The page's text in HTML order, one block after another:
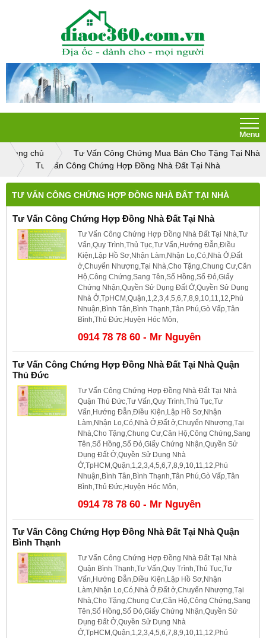
Trang chủ
Tư Vấn Công Chứng Mua Bán Cho Tặng Tại Nhà
Tư Vấn Công Chứng Hợp Đồng Nhà Đất Tại Nhà
TƯ VẤN CÔNG CHỨNG HỢP ĐỒNG NHÀ ĐẤT TẠI NHÀ
Tư Vấn Công Chứng Hợp Đồng Nhà Đất Tại Nhà
Tư Vấn Công Chứng Hợp Đồng Nhà Đất Tại Nhà,Tư
Vấn,Quy Trình,Thủ Tục,Tư Vấn,Hướng Đẫn,Điều
Kiện,Lập Hồ Sơ,Nhận Làm,Nhận Lo,Có,Nhà Ở,Đất
ở,Chuyển Nhượng,Tại Nhà,Cho Tặng,Chung Cư,Căn
Hộ,Công Chứng,Sang Tên,Sổ Hồng,Sổ Đỏ,Giấy
Chứng Nhận,Quyền Sử Dụng Đất Ở,Quyền Sử Dụng
Nhà Ở,TpHCM,Quận,1,2,3,4,5,6,7,8,9,10,11,12,Phú
Nhuận,Bình Tân,Bình Thạnh,Tân Phú,Gò Vấp,Tân
Bình,Thủ Đức,Huyện Hóc Môn,
0914 78 78 60 - Mr Nguyên
Tư Vấn Công Chứng Hợp Đồng Nhà Đất Tại Nhà Quận
Thủ Đức
Tư Vấn Công Chứng Hợp Đồng Nhà Đất Tại Nhà
Quận Thủ Đức,Tư Vấn,Quy Trình,Thủ Tục,Tư
Vấn,Hướng Đẫn,Điều Kiện,Lập Hồ Sơ,Nhận
Làm,Nhận Lo,Có,Nhà Ở,Đất ở,Chuyển Nhượng,Tại
Nhà,Cho Tặng,Chung Cư,Căn Hộ,Công Chứng,Sang
Tên,Sổ Hồng,Sổ Đỏ,Giấy Chứng Nhận,Quyền Sử
Dụng Đất Ở,Quyền Sử Dụng Nhà
Ở,TpHCM,Quận,1,2,3,4,5,6,7,8,9,10,11,12,Phú
Nhuận,Bình Tân,Bình Thạnh,Tân Phú,Gò Vấp,Tân
Bình,Thủ Đức,Huyện Hóc Môn,
0914 78 78 60 - Mr Nguyên
Tư Vấn Công Chứng Hợp Đồng Nhà Đất Tại Nhà Quận
Bình Thạnh
Tư Vấn Công Chứng Hợp Đồng Nhà Đất Tại Nhà
Quận Bình Thạnh,Tư Vấn,Quy Trình,Thủ Tục,Tư
Vấn,Hướng Đẫn,Điều Kiện,Lập Hồ Sơ,Nhận
Làm,Nhận Lo,Có,Nhà Ở,Đất ở,Chuyển Nhượng,Tại
Nhà,Cho Tặng,Chung Cư,Căn Hộ,Công Chứng,Sang
Tên,Sổ Hồng,Sổ Đỏ,Giấy Chứng Nhận,Quyền Sử
Dụng Đất Ở,Quyền Sử Dụng Nhà
Ở,TpHCM,Quận,1,2,3,4,5,6,7,8,9,10,11,12,Phú